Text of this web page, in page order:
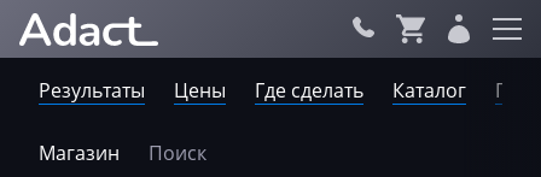
Результаты Цены Где сделать Каталог
Магазин Поиск